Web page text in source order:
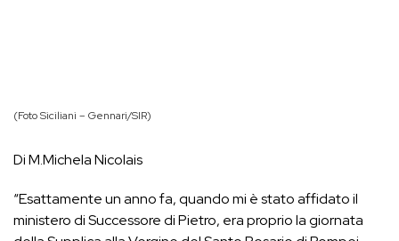
(Foto Siciliani – Gennari/SIR)
Di M.Michela Nicolais
“Esattamente un anno fa, quando mi è stato affidato il
ministero di Successore di Pietro, era proprio la giornata